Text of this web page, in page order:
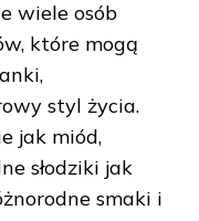
wiele osób
które mogą
styl życia.
jak miód,
słodziki jak
smaki i